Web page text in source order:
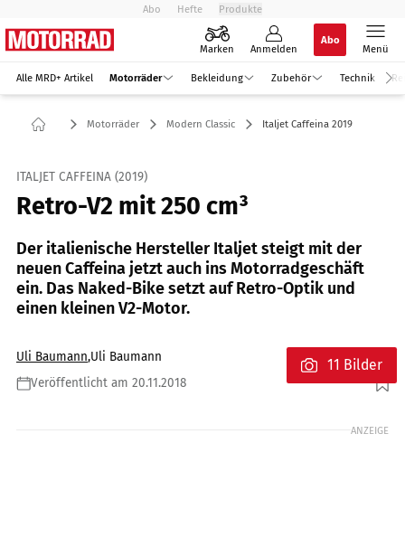
Abo Hefte Produkte
Marken Anmelden
Abo
Menü
Alle MRD+ Artikel Motorräder Bekleidung Zubehör Technik
Motorräder Modern Classic Italjet Caffeina 2019
ITALJET CAFFEINA (2019)
Retro-V2 mit 250 cm³
Der italienische Hersteller Italjet steigt mit der
neuen Caffeina jetzt auch ins Motorradgeschäft
ein. Das Naked-Bike setzt auf Retro-Optik und
einen kleinen V2-Motor.
Uli Baumann,Uli Baumann
Veröffentlicht am 20.11.2018
Foto: Jörg Künstle
11 Bilder
ANZEIGE